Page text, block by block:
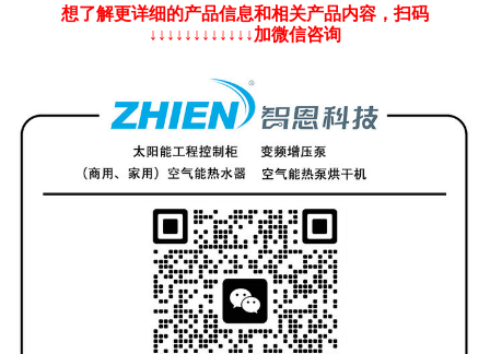
想了解更详细的产品信息和相关产品内容，扫码
↓↓↓↓↓↓↓↓↓↓↓↓加微信咨询